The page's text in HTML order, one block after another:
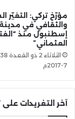
مؤرّخ تركي: التغيّر
والثقافي في مدينة
إسطنبول منذ
العثماني”
7-2017م
آخر التغريدات على